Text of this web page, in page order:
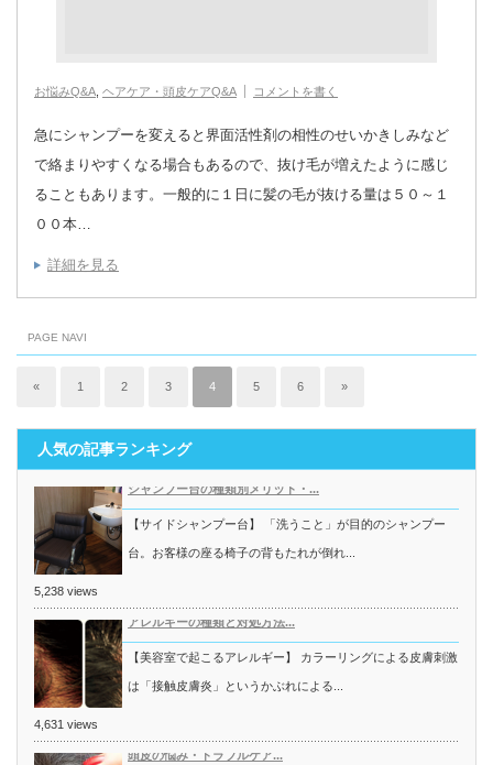
お悩みQ&A ヘアケア・頭皮ケアQ&A コメントを書く
急にシャンプーを変えると界面活性剤の相性のせいかきしみなど
で絡まりやすくなる場合もあるので、抜け毛が増えたように感じ
ることもあります。一般的に１日に髪の毛が抜ける量は５０～１
００本…
詳細を見る
PAGE NAVI
« 1 2 3 4 5 6 »
人気の記事ランキング
シャンプー台の種類別メリット・...
【サイドシャンプー台】 「洗うこと」が目的のシャンプー
台。お客様の座る椅子の背もたれが倒れ...
5,238 views
アレルギーの種類と対処方法...
【美容室で起こるアレルギー】 カラーリングによる皮膚刺激
は「接触皮膚炎」というかぶれによる...
4,631 views
頭皮の悩み・トラブルケア...